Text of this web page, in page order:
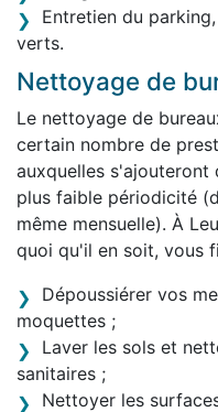
Entretien du
verts.
Nettoyage de
Le nettoyage de
certain nombre de
auxquelles s'ajouteront
plus faible périodicité
même mensuelle). À
quoi qu'il en soit, vous
Dépoussiérer vos
moquettes ;
Laver les sols et
sanitaires ;
Nettoyer les